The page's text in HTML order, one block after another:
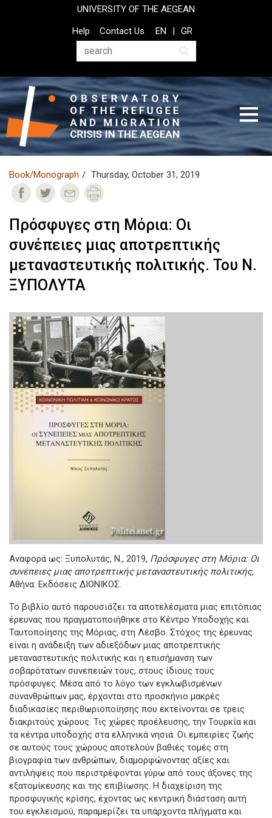
UNIVERSITY OF THE AEGEAN
Top
Header
Help
Contact Us
Search
EN GR
Book/Monograph Thursday, October 31, 2019
Πρόσφυγες στη Μόρια: Οι
συνέπειες μιας αποτρεπτικής
μεταναστευτικής πολιτικής. Του Ν.
ΞΥΠΟΛΥΤΑ
Αναφορά ως: Ξυπολυτάς, Ν., 2019, Πρόσφυγες στη Μόρια: Οι
συνέπειες μιας αποτρεπτικής μεταναστευτικής πολιτικής,
Αθήνα: Εκδόσεις ΔΙΟΝΙΚΟΣ.
Το βιβλίο αυτό παρουσιάζει τα αποτελέσματα μιας επιτόπιας
έρευνας που πραγματοποιήθηκε στο Κέντρο Υποδοχής και
Ταυτοποίησης της Μόριας, στη Λέσβο. Στόχος της έρευνας
είναι η ανάδειξη των αδιεξόδων μιας αποτρεπτικής
μεταναστευτικής πολιτικής και η επισήμανση των
σοβαρότατων συνεπειών τους, στους ίδιους τους
πρόσφυγες. Μέσα από το λόγο των εγκλωβισμένων
συνανθρώπων μας, έρχονται στο προσκήνιο μακρές
διαδικασίες περιθωριοποίησης που εκτείνονται σε τρεις
διακριτούς χώρους. Τις χώρες προέλευσης, την Τουρκία και
τα κέντρα υποδοχής στα ελληνικά νησιά. Οι εμπειρίες ζωής
σε αυτούς τους χώρους αποτελούν βαθιές τομές στη
βιογραφία των ανθρώπων, διαμορφώνοντας αξίες και
αντιλήψεις που περιστρέφονται γύρω από τους άξονες της
εξατομίκευσης και της επιβίωσης. Η διαχείριση της
προσφυγικής κρίσης, έχοντας ως κεντρική διάσταση αυτή
του εγκλεισμού, παραμερίζει τα υπάρχοντα πλήγματα και